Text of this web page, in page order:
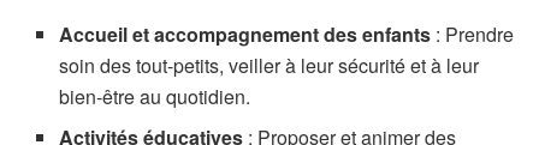
Accueil et accompagnement des enfants : Prendre
soin des tout-petits, veiller à leur sécurité et à leur
bien-être au quotidien.
Activités éducatives : Proposer et animer des